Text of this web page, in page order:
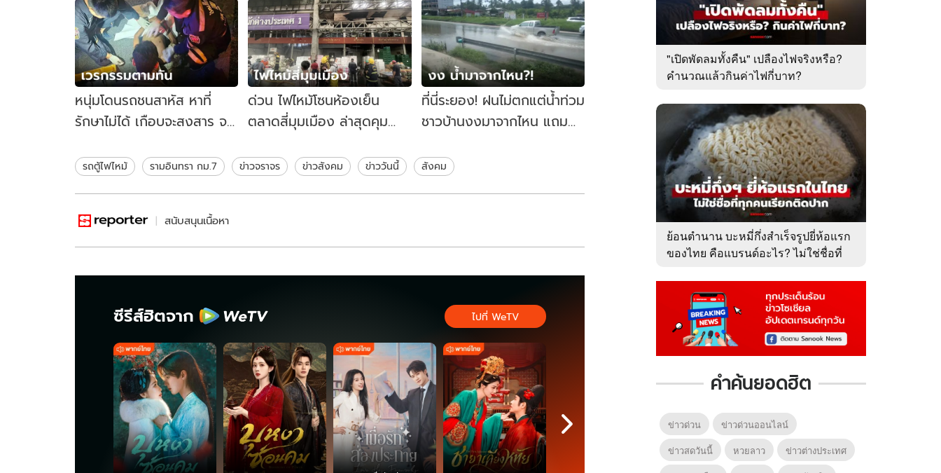
หนุ่มโดนรถชนสาหัส หาที่
รักษาไม่ได้ เกือบจะสงสาร จน
อุบัติเหตุ
ด่วน ไฟไหม้โซนห้องเย็น
ตลาดสี่มุมเมือง ล่าสุดคุม
ที่นี่ระยอง! ฝนไม่ตกแต่น้ำท่วม
ชาวบ้านงงมาจากไหน แถม
กระจุย
รถตู้ไฟไหม้ รามอินทรา กม.7 ข่าวจราจร ข่าวสังคม ข่าววันนี้ สังคม
สนับสนุนเนื้อหา
ซีรีส์ฮิตจาก ไปที่ WeTV
"เปิดพัดลมทั้งคืน" เปลืองไฟจริงหรือ?
คำนวณแล้วกินค่าไฟกี่บาท?
ย้อนตำนาน บะหมี่กึ่งสำเร็จรูปยี่ห้อแรก
ของไทย คือแบรนด์อะไร? ไม่ใช่ชื่อที่
คำค้นยอดฮิต
ข่าวด่วน
ข่าวด่วนออนไลน์
ข่าวสดวันนี้
หวยลาว
ข่าวต่างประเทศ